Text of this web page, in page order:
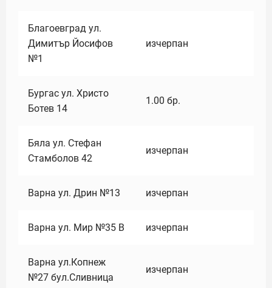
Благоевград ул.
Димитър Йосифов
№1
изчерпан
Бургас ул. Христо
Ботев 14
1.00 бр.
Бяла ул. Стефан
Стамболов 42
изчерпан
Варна ул. Дрин №13 изчерпан
Варна ул. Мир №35 В изчерпан
Варна ул.Копнеж
№27 бул.Сливница
изчерпан